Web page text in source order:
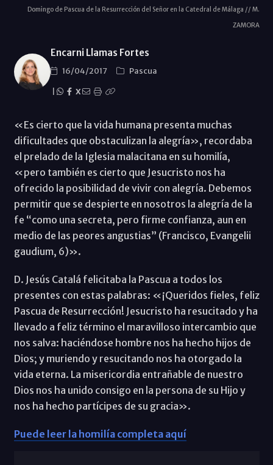
Domingo de Pascua de la Resurrección del Señor en la Catedral de Málaga // M.
ZAMORA
Encarni Llamas Fortes
16/04/2017
Pascua
X
«Es cierto que la vida humana presenta muchas
dificultades que obstaculizan la alegría», recordaba
el prelado de la Iglesia malacitana en su homilía,
«pero también es cierto que Jesucristo nos ha
ofrecido la posibilidad de vivir con alegría. Debemos
permitir que se despierte en nosotros la alegría de la
fe “como una secreta, pero firme confianza, aun en
medio de las peores angustias” (Francisco, Evangelii
gaudium, 6)».
D. Jesús Catalá felicitaba la Pascua a todos los
presentes con estas palabras: «¡Queridos fieles, feliz
Pascua de Resurrección! Jesucristo ha resucitado y ha
llevado a feliz término el maravilloso intercambio que
nos salva: haciéndose hombre nos ha hecho hijos de
Dios; y muriendo y resucitando nos ha otorgado la
vida eterna. La misericordia entrañable de nuestro
Dios nos ha unido consigo en la persona de su Hijo y
nos ha hecho partícipes de su gracia».
Puede leer la homilía completa aquí